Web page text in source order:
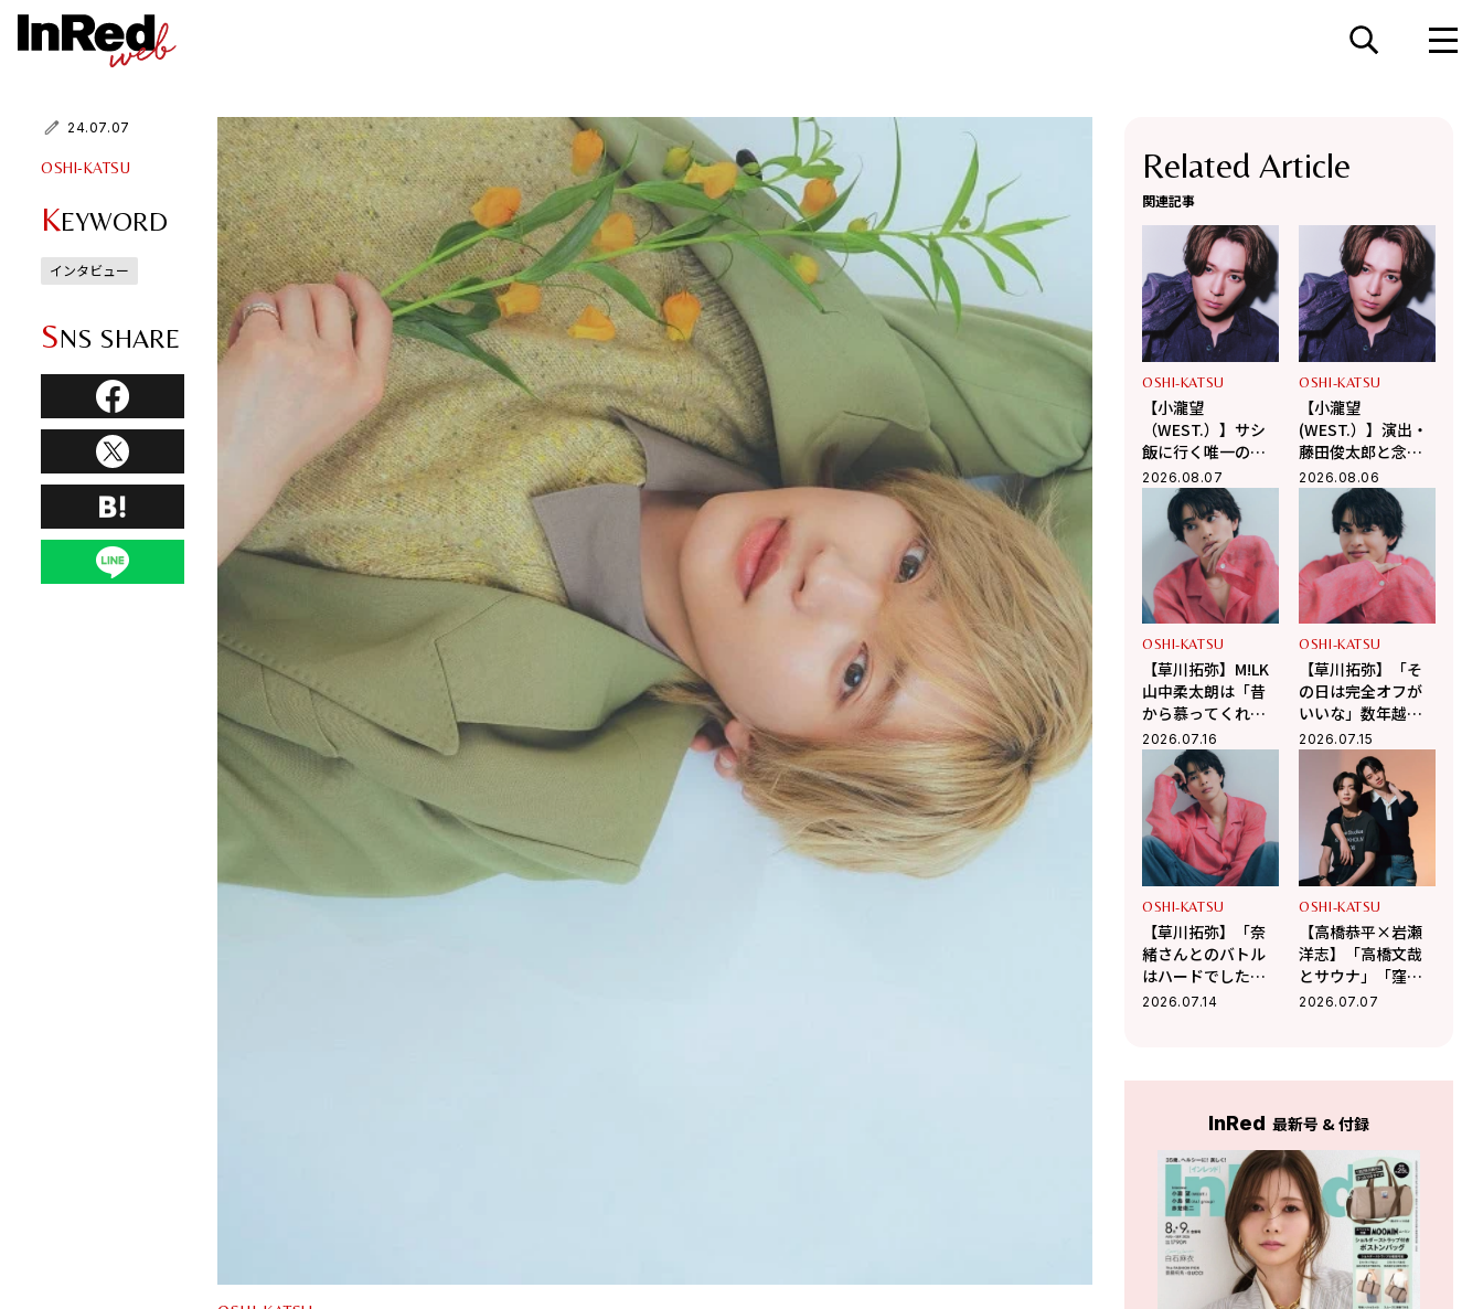
24.07.07
OSHI-KATSU
KEYWORD
インタビュー
SNS SHARE
Related Article
関連記事
OSHI-KATSU
【小瀧望
（WEST.）】サシ
飯に行く唯一の後
輩は「Aぇ! group
佐野晶哉」プライ
ベートな交友録を
告白
2026.08.07
OSHI-KATSU
【小瀧望
(WEST.）】演出・
藤田俊太郎と念願
のタッグ！幻の井
上ひさし戯曲『う
ま』で演じる“爽快
な悪人”の魅力とは
2026.08.06
OSHI-KATSU
【草川拓弥】M!LK
山中柔太朗は「昔
から慕ってくれて
うれしい」Da-iCE
和田颯とは古着屋
へ！華麗な交友関
係に迫る
2026.07.16
OSHI-KATSU
【草川拓弥】「そ
の日は完全オフが
いいな」数年越し
に願う“超特急メン
バーとのBBQ”！最
近熱中している趣
2026.07.15
OSHI-KATSU
【草川拓弥】「奈
緒さんとのバトル
はハードでした
（笑）」映画出演
2026.07.14
OSHI-KATSU
【高橋恭平×岩瀬
洋志】「高橋文哉
とサウナ」「窪塚
愛流と4時間ラッ
2026.07.07
InRed 最新号 & 付録